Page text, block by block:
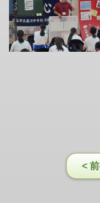
<